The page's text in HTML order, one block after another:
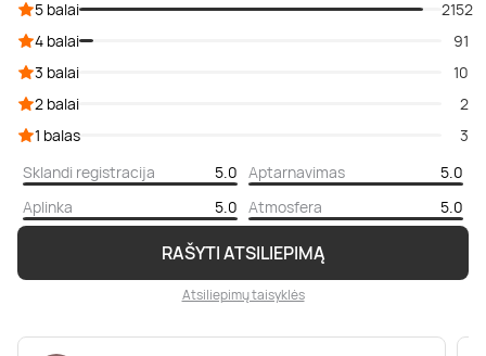
RAŠYTI ATSILIEPIMĄ
Atsiliepimų taisyklės
5 balai
2152
4 balai
91
3 balai
10
2 balai
2
1 balas
3
Sklandi registracija
5.0 Aptarnavimas
5.0
Aplinka
5.0 Atmosfera 5.0